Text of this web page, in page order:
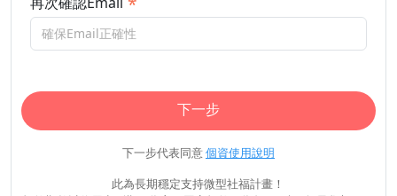
下一步
下一步代表同意個資使用說明
此為長期穩定支持微型社福計畫！